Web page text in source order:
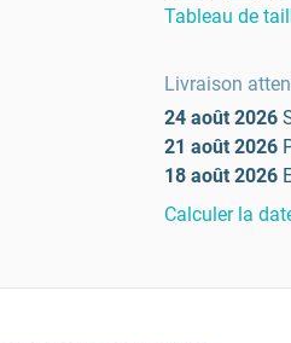
Tableau de
Livraison
24 août 2026
21 août 2026
18 août 2026
Calculer la